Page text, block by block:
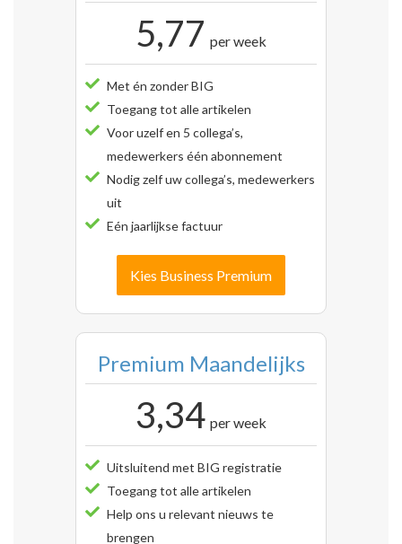
5,77 per week
Met én zonder BIG
Toegang tot alle artikelen
Voor uzelf en 5 collega’s,
medewerkers één abonnement
Nodig zelf uw collega’s, medewerkers
uit
Eén jaarlijkse factuur
Kies Business Premium
Premium Maandelijks
3,34 per week
Uitsluitend met BIG registratie
Toegang tot alle artikelen
Help ons u relevant nieuws te
brengen